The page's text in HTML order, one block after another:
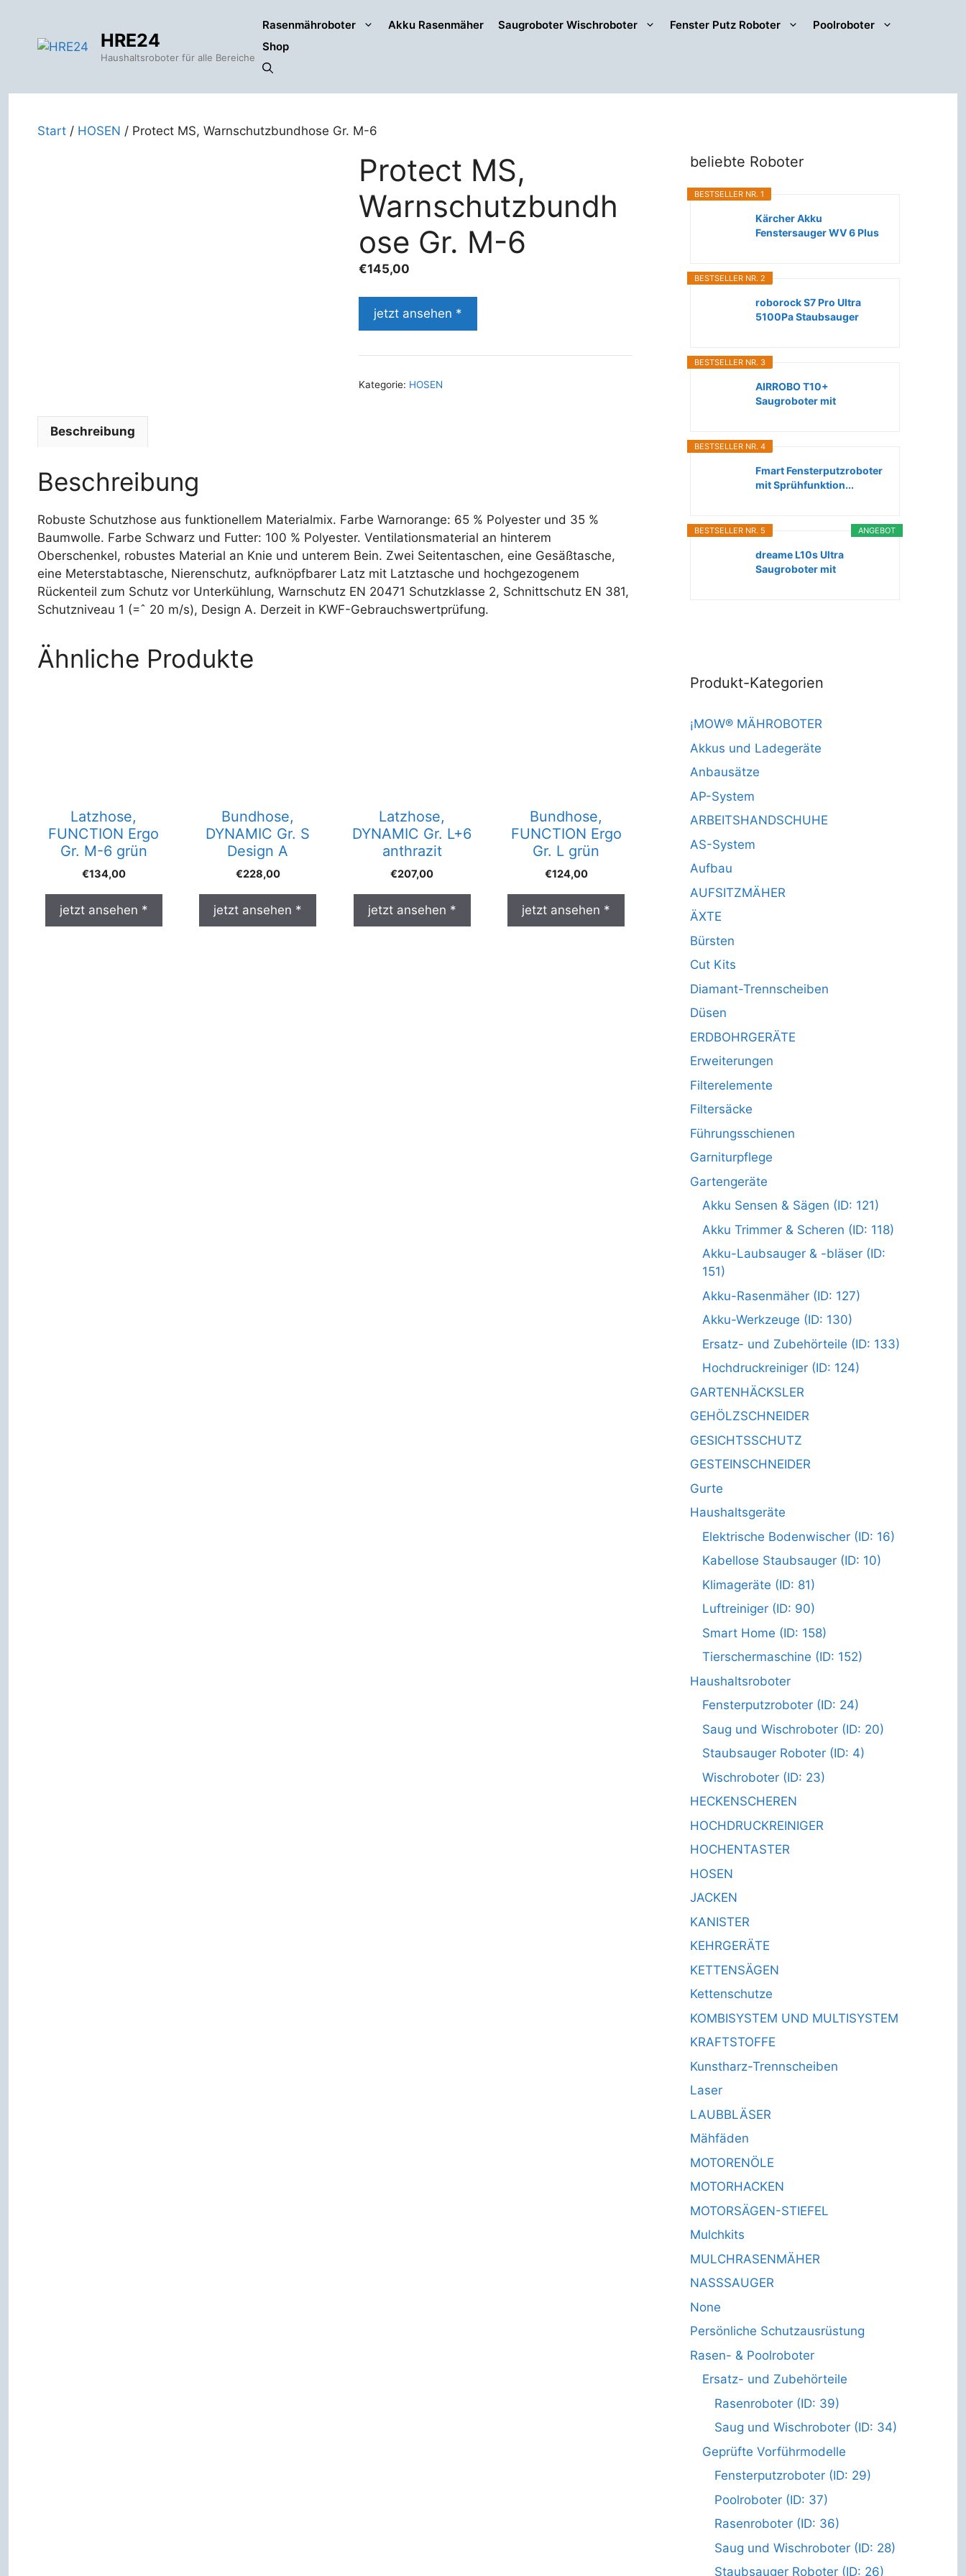
springen
HRE24
Haushaltsroboter für alle Bereiche
Rasenmähroboter Akku Rasenmäher Saugroboter Wischroboter Fenster Putz Roboter
Poolroboter
Shop
Start / HOSEN / Protect MS, Warnschutzbundhose Gr. M-6
Protect MS,
Warnschutzbundh
ose Gr. M-6
€145,00
jetzt ansehen *
Kategorie: HOSEN
Beschreibung
Beschreibung
Robuste Schutzhose aus funktionellem Materialmix. Farbe Warnorange: 65 % Polyester und 35 %
Baumwolle. Farbe Schwarz und Futter: 100 % Polyester. Ventilationsmaterial an hinterem
Oberschenkel, robustes Material an Knie und unterem Bein. Zwei Seitentaschen, eine Gesäßtasche,
eine Meterstabtasche, Nierenschutz, aufknöpfbarer Latz mit Latztasche und hochgezogenem
Rückenteil zum Schutz vor Unterkühlung, Warnschutz EN 20471 Schutzklasse 2, Schnittschutz EN 381,
Schutzniveau 1 (=ˆ 20 m/s), Design A. Derzeit in KWF-Gebrauchswertprüfung.
Ähnliche Produkte
Latzhose,
FUNCTION Ergo
Gr. M-6 grün
€134,00
jetzt ansehen *
Bundhose,
DYNAMIC Gr. S
Design A
€228,00
jetzt ansehen *
Latzhose,
DYNAMIC Gr. L+6
anthrazit
€207,00
jetzt ansehen *
Bundhose,
FUNCTION Ergo
Gr. L grün
€124,00
jetzt ansehen *
beliebte Roboter
BESTSELLER NR. 1
Kärcher Akku
Fenstersauger WV 6 Plus
BESTSELLER NR. 2
roborock S7 Pro Ultra
5100Pa Staubsauger
BESTSELLER NR. 3
AIRROBO T10+
Saugroboter mit
BESTSELLER NR. 4
Fmart Fensterputzroboter
mit Sprühfunktion...
ANGEBOT
BESTSELLER NR. 5
dreame L10s Ultra
Saugroboter mit
Produkt-Kategorien
¡MOW® MÄHROBOTER
Akkus und Ladegeräte
Anbausätze
AP-System
ARBEITSHANDSCHUHE
AS-System
Aufbau
AUFSITZMÄHER
ÄXTE
Bürsten
Cut Kits
Diamant-Trennscheiben
Düsen
ERDBOHRGERÄTE
Erweiterungen
Filterelemente
Filtersäcke
Führungsschienen
Garniturpflege
Gartengeräte
Akku Sensen & Sägen (ID: 121)
Akku Trimmer & Scheren (ID: 118)
Akku-Laubsauger & -bläser (ID:
151)
Akku-Rasenmäher (ID: 127)
Akku-Werkzeuge (ID: 130)
Ersatz- und Zubehörteile (ID: 133)
Hochdruckreiniger (ID: 124)
GARTENHÄCKSLER
GEHÖLZSCHNEIDER
GESICHTSSCHUTZ
GESTEINSCHNEIDER
Gurte
Haushaltsgeräte
Elektrische Bodenwischer (ID: 16)
Kabellose Staubsauger (ID: 10)
Klimageräte (ID: 81)
Luftreiniger (ID: 90)
Smart Home (ID: 158)
Tierschermaschine (ID: 152)
Haushaltsroboter
Fensterputzroboter (ID: 24)
Saug und Wischroboter (ID: 20)
Staubsauger Roboter (ID: 4)
Wischroboter (ID: 23)
HECKENSCHEREN
HOCHDRUCKREINIGER
HOCHENTASTER
HOSEN
JACKEN
KANISTER
KEHRGERÄTE
KETTENSÄGEN
Kettenschutze
KOMBISYSTEM UND MULTISYSTEM
KRAFTSTOFFE
Kunstharz-Trennscheiben
Laser
LAUBBLÄSER
Mähfäden
MOTORENÖLE
MOTORHACKEN
MOTORSÄGEN-STIEFEL
Mulchkits
MULCHRASENMÄHER
NASSSAUGER
None
Persönliche Schutzausrüstung
Rasen- & Poolroboter
Ersatz- und Zubehörteile
Rasenroboter (ID: 39)
Saug und Wischroboter (ID: 34)
Geprüfte Vorführmodelle
Fensterputzroboter (ID: 29)
Poolroboter (ID: 37)
Rasenroboter (ID: 36)
Saug und Wischroboter (ID: 28)
Staubsauger Roboter (ID: 26)